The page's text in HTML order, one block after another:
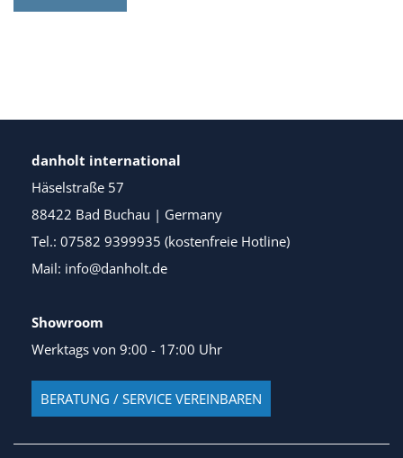
danholt international
Häselstraße 57
88422 Bad Buchau | Germany
Tel.: 07582 9399935 (kostenfreie Hotline)
Mail: info@danholt.de
Showroom
Werktags von 9:00 - 17:00 Uhr
BERATUNG / SERVICE VEREINBAREN